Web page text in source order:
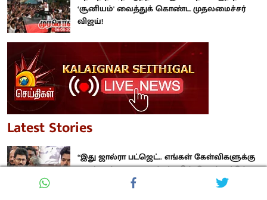
‘சூனியம்' வைத்துக் கொண்ட முதலமைச்சர்
விஜய்!
Latest Stories
“இது ஜால்ரா பட்ஜெட்.. எங்கள் கேள்விகளுக்கு
முடிந்தால் முதலமைச்சர் பதில் சொல்லட்டும்” :
உதயநிதி ஸ்டாலின்!